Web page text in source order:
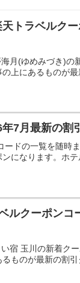
トラベルク
月(ゆめみづき)の
上にあるものが
7月最新の割
ドの一覧を随時
になります。ホ
ルクーポンコ
宿 玉川の新着ク
ものが最新の割